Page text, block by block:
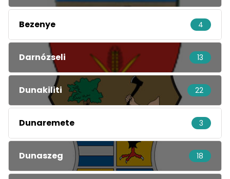
Bezenye 4
Darnózseli 13
Dunakiliti 22
Dunaremete 3
Dunaszeg 18